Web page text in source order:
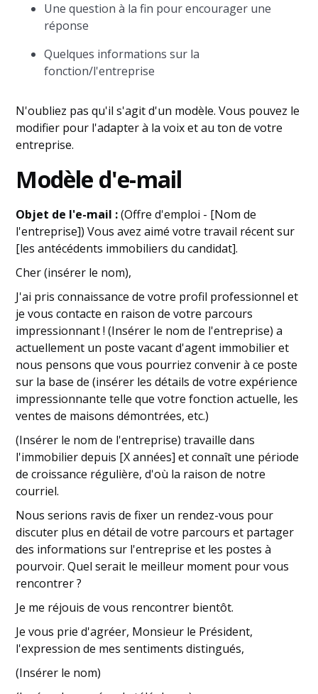
Une question à la fin pour encourager une
réponse
Quelques informations sur la
fonction/l'entreprise
N'oubliez pas qu'il s'agit d'un modèle. Vous pouvez le
modifier pour l'adapter à la voix et au ton de votre
entreprise.
Modèle d'e-mail
Objet de l'e-mail :(Offre d'emploi - [Nom de
l'entreprise]) Vous avez aimé votre travail récent sur
[les antécédents immobiliers du candidat].
Cher (insérer le nom),
J'ai pris connaissance de votre profil professionnel et
je vous contacte en raison de votre parcours
impressionnant ! (Insérer le nom de l'entreprise) a
actuellement un poste vacant d'agent immobilier et
nous pensons que vous pourriez convenir à ce poste
sur la base de (insérer les détails de votre expérience
impressionnante telle que votre fonction actuelle, les
ventes de maisons démontrées, etc.)
(Insérer le nom de l'entreprise) travaille dans
l'immobilier depuis [X années] et connaît une période
de croissance régulière, d'où la raison de notre
courriel.
Nous serions ravis de fixer un rendez-vous pour
discuter plus en détail de votre parcours et partager
des informations sur l'entreprise et les postes à
pourvoir. Quel serait le meilleur moment pour vous
rencontrer ?
Je me réjouis de vous rencontrer bientôt.
Je vous prie d'agréer, Monsieur le Président,
l'expression de mes sentiments distingués,
(Insérer le nom)